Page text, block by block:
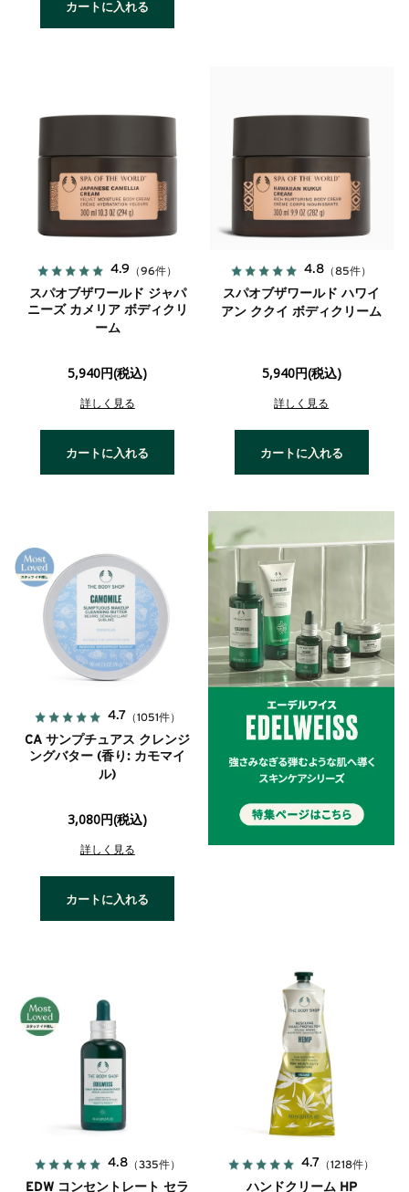
カートに入れる
4.9 （96件）
スパオブザワールド ジャパ
ニーズ カメリア ボディクリ
ーム
5,940円(税込)
詳しく見る
カートに入れる
4.8 （85件）
スパオブザワールド ハワイ
アン ククイ ボディクリーム
5,940円(税込)
詳しく見る
カートに入れる
4.7 （1051件）
CA サンプチュアス クレンジ
ングバター (香り: カモマイ
ル)
3,080円(税込)
詳しく見る
カートに入れる
4.8（335件）
EDW コンセントレート セラ
4.7 （1218件）
ハンドクリーム HP